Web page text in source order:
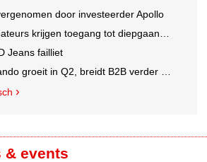
door investeerder Apollo
krijgen toegang tot diepgaandere informatie over goede doelen
Jeans failliet
groeit in Q2, breidt B2B verder uit en innoveert met AI
& events